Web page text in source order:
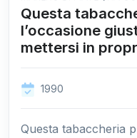
Questa
l’occasione
mettersi in
1990
Questa tabaccheria